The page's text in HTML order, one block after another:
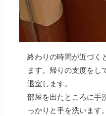
終わりの時間が近づく
ます。帰りの支度をし
退室します。
部屋を出たところに手
っかりと手を洗います。